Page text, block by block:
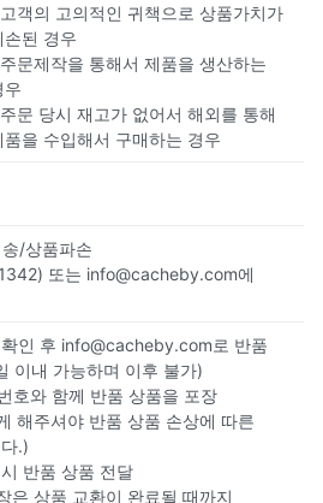
객의 고의적인 귀책으로 상품가치가
손된 경우
문제작을 통해서 제품을 생산하는
우
문 당시 재고가 없어서 해외를 통해
품을 수입해서 구매하는 경우
/상품파손
또는 info@cacheby.com에
인 후 info@cacheby.com로 반품
이내 가능하며 이후 불가)
호와 함께 반품 상품을 포장
해주셔야 반품 상품 손상에 따른
.)
반품 상품 전달
은 상품 교환이 완료될 때까지